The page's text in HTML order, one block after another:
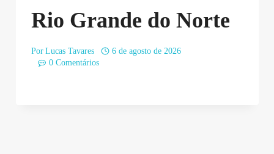
Rio Grande do Norte
Por Lucas Tavares
6 de agosto de 2026
0 Comentários